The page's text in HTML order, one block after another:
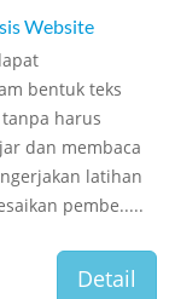
Website
bentuk teks
harus
dan membaca
latihan
pembe.....
Detail